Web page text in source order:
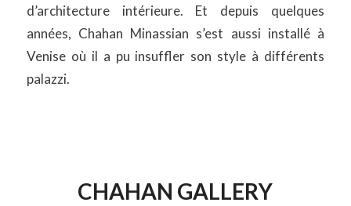
d’architecture intérieure. Et depuis quelques
années, Chahan Minassian s’est aussi installé à
Venise où il a pu insuffler son style à différents
palazzi.
CHAHAN GALLERY